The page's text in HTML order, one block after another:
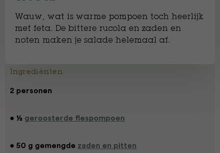
Wauw, wat is warme pompoen toch heerlijk
met feta. De bittere rucola en zaden en
noten maken je salade helemaal af.
Ingrediënten
2 personen
• ½ geroosterde flespompoen
• 50 g gemengde zaden en pitten